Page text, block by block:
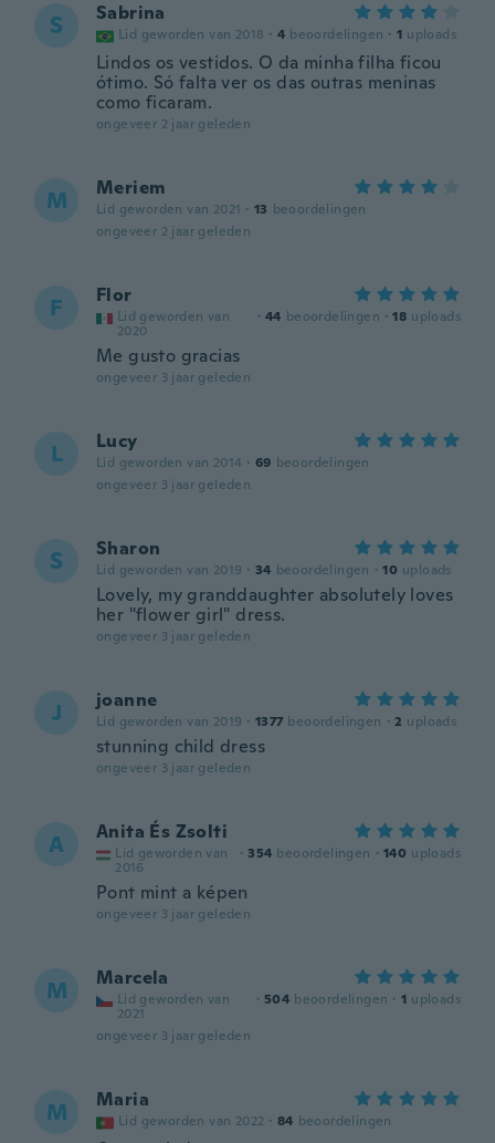
S Sabrina
Lid geworden van 2018 · 4 beoordelingen · 1 uploads
Lindos os vestidos. O da minha filha ficou
ótimo. Só falta ver os das outras meninas
como ficaram.
ongeveer 2 jaar geleden
M Meriem
Lid geworden van 2021 · 13 beoordelingen
ongeveer 2 jaar geleden
F Flor
Lid geworden van
2020
· 44 beoordelingen · 18 uploads
Me gusto gracias
ongeveer 3 jaar geleden
L Lucy
Lid geworden van 2014 · 69 beoordelingen
ongeveer 3 jaar geleden
S Sharon
Lid geworden van 2019 · 34 beoordelingen · 10 uploads
Lovely, my granddaughter absolutely loves
her "flower girl" dress.
ongeveer 3 jaar geleden
J joanne
Lid geworden van 2019 · 1377 beoordelingen · 2 uploads
stunning child dress
ongeveer 3 jaar geleden
A Anita És Zsolti
Lid geworden van
2016
· 354 beoordelingen · 140 uploads
Pont mint a képen
ongeveer 3 jaar geleden
M Marcela
Lid geworden van
2021
· 504 beoordelingen · 1 uploads
ongeveer 3 jaar geleden
M Maria
Lid geworden van 2022 · 84 beoordelingen